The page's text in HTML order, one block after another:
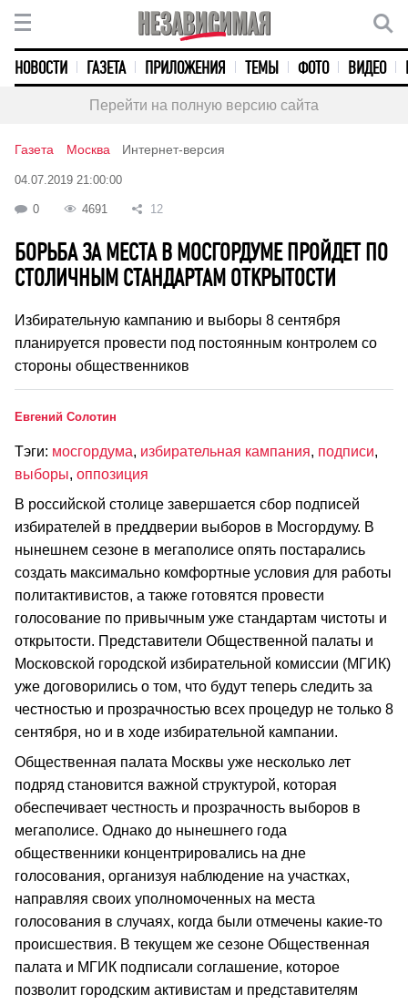
НОВОСТИ ГАЗЕТА ПРИЛОЖЕНИЯ ТЕМЫ ФОТО ВИДЕО
Перейти на полную версию сайта
Газета Москва Интернет-версия
04.07.2019 21:00:00
0 4691 12
БОРЬБА ЗА МЕСТА В МОСГОРДУМЕ ПРОЙДЕТ ПО
СТОЛИЧНЫМ СТАНДАРТАМ ОТКРЫТОСТИ
Избирательную кампанию и выборы 8 сентября
планируется провести под постоянным контролем со
стороны общественников
Евгений Солотин
Тэги: мосгордума, избирательная кампания, подписи,
выборы, оппозиция
В российской столице завершается сбор подписей
избирателей в преддверии выборов в Мосгордуму. В
нынешнем сезоне в мегаполисе опять постарались
создать максимально комфортные условия для работы
политактивистов, а также готовятся провести
голосование по привычным уже стандартам чистоты и
открытости. Представители Общественной палаты и
Московской городской избирательной комиссии (МГИК)
уже договорились о том, что будут теперь следить за
честностью и прозрачностью всех процедур не только 8
сентября, но и в ходе избирательной кампании.
Общественная палата Москвы уже несколько лет
подряд становится важной структурой, которая
обеспечивает честность и прозрачность выборов в
мегаполисе. Однако до нынешнего года
общественники концентрировались на дне
голосования, организуя наблюдение на участках,
направляя своих уполномоченных на места
голосования в случаях, когда были отмечены какие-то
происшествия. В текущем же сезоне Общественная
палата и МГИК подписали соглашение, которое
позволит городским активистам и представителям